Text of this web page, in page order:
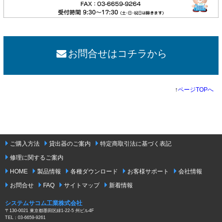
お問合せはコチラから
↑ページTOPへ
ご購入方法 貸出器のご案内
特定商取引法に基づく表記
修理に関するご案内
HOME
製品情報 各種ダウンロード お客様サポート
会社情報
お問合せ
FAQ サイトマップ 新着情報
システムサコム工業株式会社
〒130-0021 東京都墨田区緑1-22-5 州ビル4F
TEL：03-6659-9261